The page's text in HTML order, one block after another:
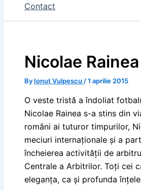
Contact
Nicolae
By Ionut Vulpescu /1 aprilie 2015
O veste tristă a îndoliat
Nicolae Rainea s-a stins din
români ai tuturor timpurilor,
meciuri internaționale și a
încheierea activității de
Centrale a Arbitrilor. Toți cei
eleganța, ca și profunda